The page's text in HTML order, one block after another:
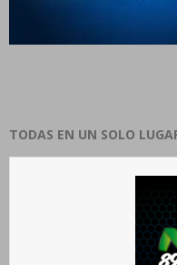
TODAS EN UN SOLO